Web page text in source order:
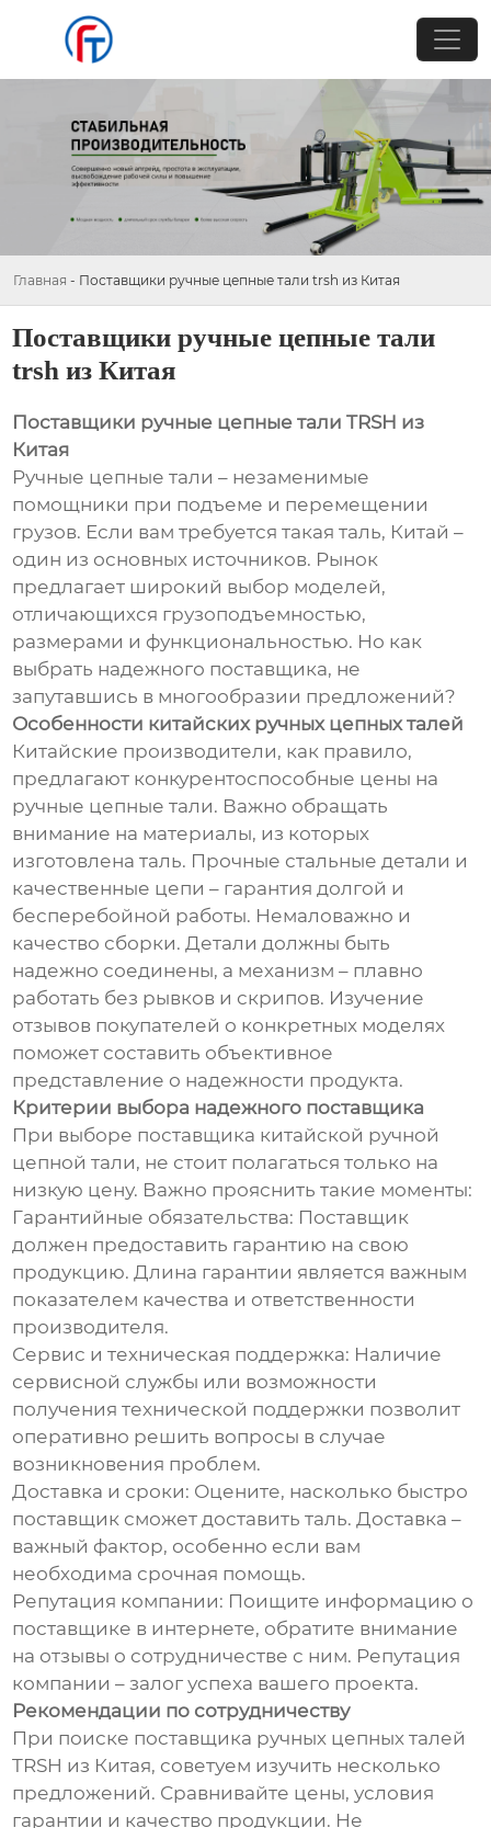
Главная - Поставщики ручные цепные тали trsh из Китая
Поставщики ручные цепные тали
trsh из Китая
Поставщики ручные цепные тали TRSH из
Китая
Ручные цепные тали – незаменимые
помощники при подъеме и перемещении
грузов. Если вам требуется такая таль, Китай –
один из основных источников. Рынок
предлагает широкий выбор моделей,
отличающихся грузоподъемностью,
размерами и функциональностью. Но как
выбрать надежного поставщика, не
запутавшись в многообразии предложений?
Особенности китайских ручных цепных талей
Китайские производители, как правило,
предлагают конкурентоспособные цены на
ручные цепные тали. Важно обращать
внимание на материалы, из которых
изготовлена таль. Прочные стальные детали и
качественные цепи – гарантия долгой и
бесперебойной работы. Немаловажно и
качество сборки. Детали должны быть
надежно соединены, а механизм – плавно
работать без рывков и скрипов. Изучение
отзывов покупателей о конкретных моделях
поможет составить объективное
представление о надежности продукта.
Критерии выбора надежного поставщика
При выборе поставщика китайской ручной
цепной тали, не стоит полагаться только на
низкую цену. Важно прояснить такие моменты:
Гарантийные обязательства: Поставщик
должен предоставить гарантию на свою
продукцию. Длина гарантии является важным
показателем качества и ответственности
производителя.
Сервис и техническая поддержка: Наличие
сервисной службы или возможности
получения технической поддержки позволит
оперативно решить вопросы в случае
возникновения проблем.
Доставка и сроки: Оцените, насколько быстро
поставщик сможет доставить таль. Доставка –
важный фактор, особенно если вам
необходима срочная помощь.
Репутация компании: Поищите информацию о
поставщике в интернете, обратите внимание
на отзывы о сотрудничестве с ним. Репутация
компании – залог успеха вашего проекта.
Рекомендации по сотрудничеству
При поиске поставщика ручных цепных талей
TRSH из Китая, советуем изучить несколько
предложений. Сравнивайте цены, условия
гарантии и качество продукции. Не